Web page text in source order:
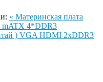
« Материнская плата
mATX 4*DDR3
) VGA HDMI 2xDDR3